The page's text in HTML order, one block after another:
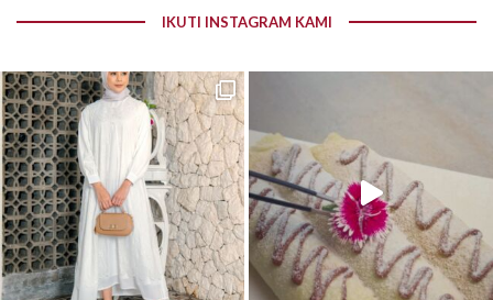
IKUTI INSTAGRAM KAMI